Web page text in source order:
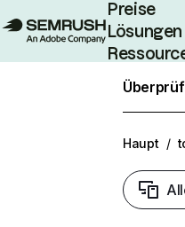
Preise
Lösungen
Enterprise
Haupt /